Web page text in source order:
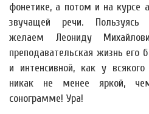
фонетике, а потом и на курсе
звучащей речи. Пользуясь
желаем Леониду
преподавательская жизнь его
и интенсивной, как у всякого
никак не менее яркой,
сонограмме! Ура!